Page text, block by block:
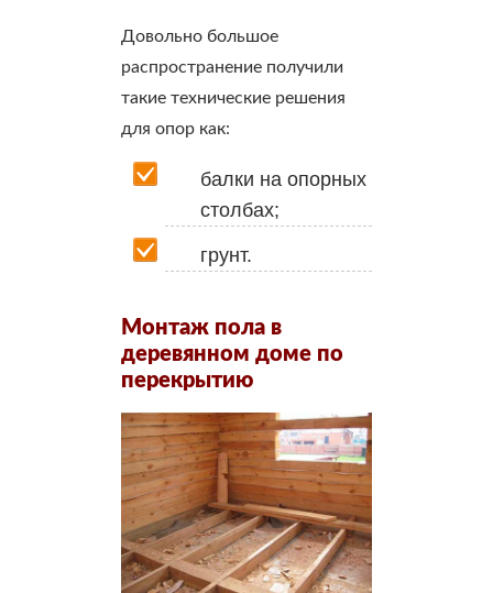
Довольно большое
распространение получили
такие технические решения
для опор как:
балки на опорных
столбах;
грунт.
Монтаж пола в
деревянном доме по
перекрытию